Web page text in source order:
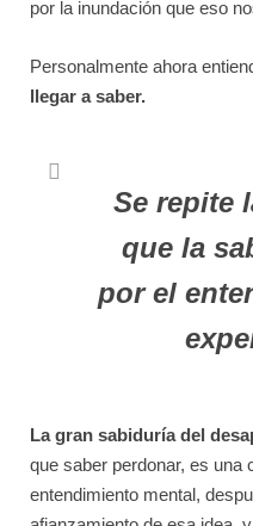
por la inundación que eso
Personalmente ahora
llegar a saber.
Se repite
que la
por el
La gran sabiduría del
que saber perdonar, es una
entendimiento mental,